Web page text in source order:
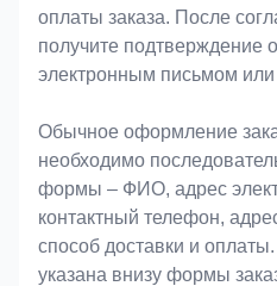
оплаты заказа. После
получите подтверждение
электронным письмом
Обычное оформление
необходимо
формы – ФИО, адрес
контактный телефон,
способ доставки и
указана внизу формы